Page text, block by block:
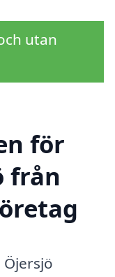
utan
för
från